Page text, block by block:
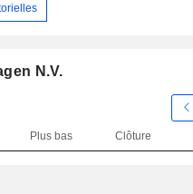
N.V.
Plus bas Clôture